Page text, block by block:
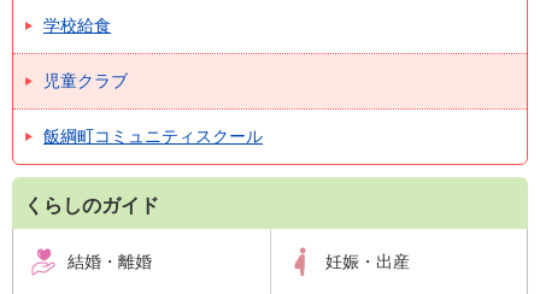
学校給食
児童クラブ
飯綱町コミュニティスクール
くらしのガイド
結婚・離婚 妊娠・出産